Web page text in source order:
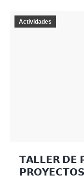
Actividades
𝗧𝗔𝗟𝗟𝗘𝗥 𝗗𝗘